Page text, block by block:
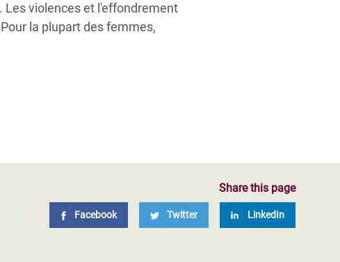
Les violences et l'effondrement
la plupart des femmes,
Share this page
Facebook Twitter LinkedIn